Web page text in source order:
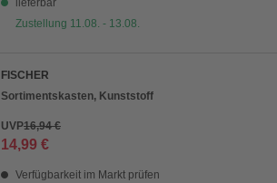
lieferbar
Zustellung 11.08. - 13.08.
FISCHER
Sortimentskasten, Kunststoff
UVP16,94 €
14,99 €
Verfügbarkeit im Markt prüfen